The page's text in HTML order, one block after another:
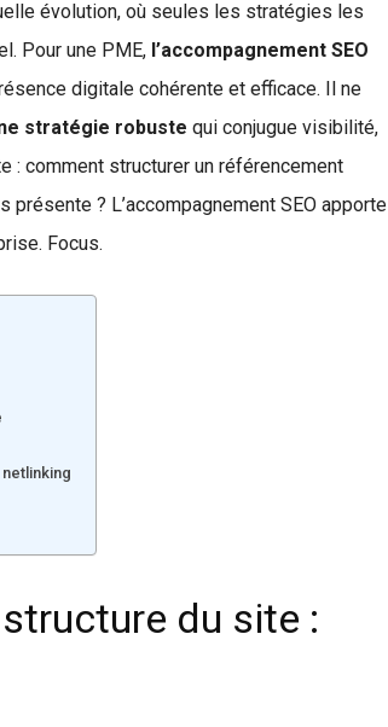
évolution, où seules les stratégies les
Pour une PME, l’accompagnement SEO
digitale cohérente et efficace. Il ne
stratégie robuste qui conjugue visibilité,
: comment structurer un référencement
? L’accompagnement SEO apporte
Focus.
du site :